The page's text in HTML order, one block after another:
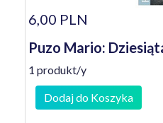
6,00 PLN
Puzo Mario:
1 produkt/y
Dodaj do Koszyka